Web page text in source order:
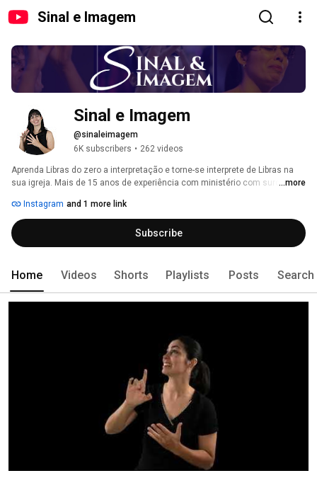
Sinal e Imagem
Sinal e Imagem
@sinaleimagem
6K subscribers • 262 videos
Aprenda Libras do zero a interpretação e torne-se interprete de Libras na
sua igreja. Mais de 15 anos de experiência com ministério com surdos.
...more
Instagram and 1 more link
Subscribe
Home Videos Shorts Playlists Posts Search